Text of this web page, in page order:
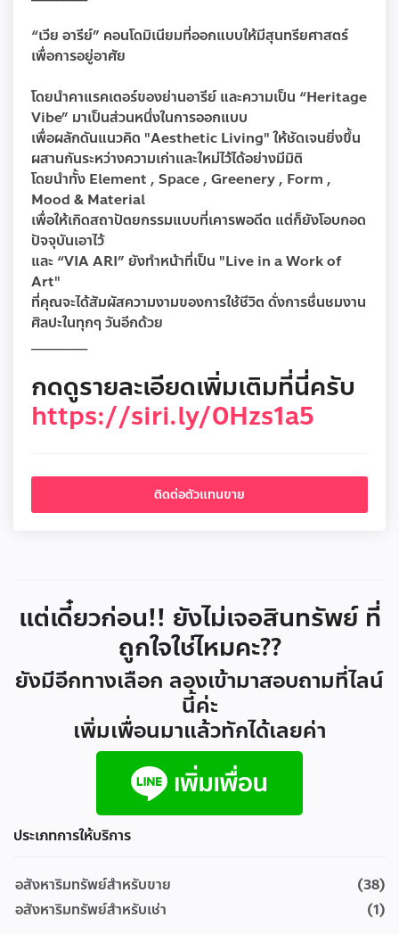
“เวีย อารีย์” คอนโดมิเนียมที่ออกแบบให้มีสุนทรียศาสตร์
เพื่อการอยู่อาศัย​
โดยนำคาแรคเตอร์ของย่านอารีย์ และความเป็น “Heritage
Vibe” มาเป็นส่วนหนึ่งในการออกแบบ ​
เพื่อผลักดันแนวคิด "Aesthetic Living" ให้ชัดเจนยิ่งขึ้น
ผสานกันระหว่างความเก่าและใหม่ไว้ได้อย่างมีมิติ
โดยนำทั้ง Element , Space , Greenery , Form ,
Mood & Material
เพื่อให้เกิดสถาปัตยกรรมแบบที่เคารพอดีต แต่ก็ยังโอบกอด
ปัจจุบันเอาไว้​
และ “VIA ARI” ยังทำหน้าที่เป็น "Live in a Work of
Art"
ที่คุณจะได้สัมผัสความงามของการใช้ชีวิต ดั่งการชื่นชมงาน
ศิลปะในทุกๆ วันอีกด้วย
_______
กดดูรายละเอียดเพิ่มเติมที่นี่ครับ
https://siri.ly/0Hzs1a5
ติดต่อตัวแทนขาย
แต่เดี๋ยวก่อน!! ยังไม่เจอสินทรัพย์ ที่
ถูกใจใช่ไหมคะ??
ยังมีอีกทางเลือก ลองเข้ามาสอบถามที่ไลน์
นี้ค่ะ
เพิ่มเพื่อนมาแล้วทักได้เลยค่า
ประเภทการให้บริการ
อสังหาริมทรัพย์สำหรับขาย
(38)
อสังหาริมทรัพย์สำหรับเช่า
(1)